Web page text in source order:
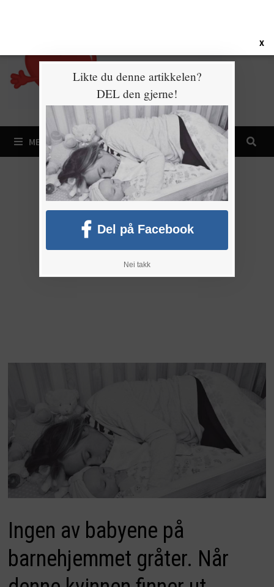
MENY
Ingen av babyene på
barnehjemmet gråter. Når
X
Likte du denne artikkelen?
DEL den gjerne!
Del på Facebook
Nei takk